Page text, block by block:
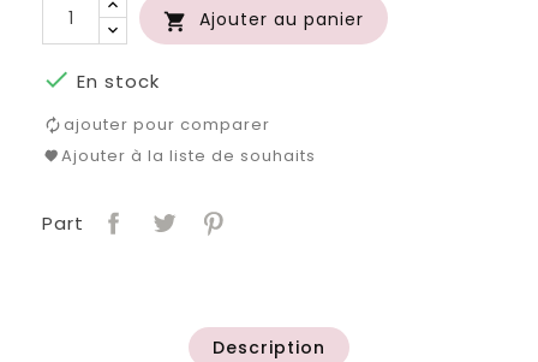
 Ajouter au panier
 En stock
ajouter pour comparer
Ajouter à la liste de souhaits
Part
Description